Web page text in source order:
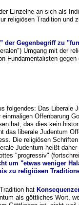
Einzelne an sich als
religiösen Tradition und
Gegenbegriff zu
Umgang mit der
Fundamentalisten gegen
folgendes: Das Liberale
Offenbarung
hat, das dies kein
das liberale Judentum
Die religiösen
Judentum heißt
"progressiv"
um "etwas weniger
zu religiösen
hat
als göttliches Wort,